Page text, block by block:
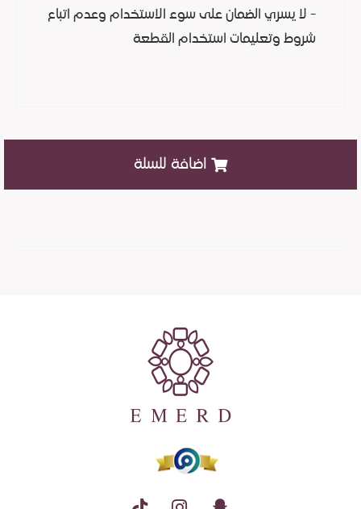
- لا يسري الضمان على سوء الاستخدام وعدم اتباع
شروط وتعليمات استخدام القطعة
اضافة للسلة